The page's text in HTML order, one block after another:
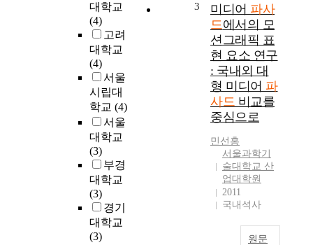
대학교
(4)
고려
대학교
(4)
서울
시립대
학교 (4)
서울
대학교
(3)
부경
대학교
(3)
경기
대학교
(3)
3 미디어 파사
드에서의 모
션그래픽 표
현 요소 연구
: 국내외 대
형 미디어 파
사드 비교를
중심으로
민선홍
서울과학기
술대학교 산
업대학원
2011
국내석사
원문